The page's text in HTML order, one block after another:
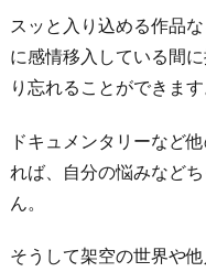
スッと入り込める作品
に感情移入している間
り忘れることができます
ドキュメンタリーなど
れば、自分の悩みなど
ん。
そうして架空の世界や